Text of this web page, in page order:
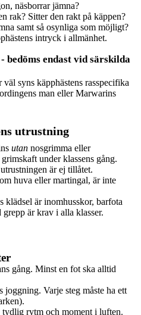
näsborrar jämna?
rak? Sitter den rakt på käppen?
samt så osynliga som möjligt?
intryck i allmänhet.
bedöms endast vid särskilda
syns käpphästens rasspecifika
man eller Marwarins
utrustning
utan nosgrimma eller
under klassens gång.
är ej tillåtet.
huva eller martingal, är inte
klädsel är inomhusskor, barfota
är krav i alla klasser.
gång. Minst en fot ska alltid
joggning. Varje steg måste ha ett
tydlig rytm och moment i luften.